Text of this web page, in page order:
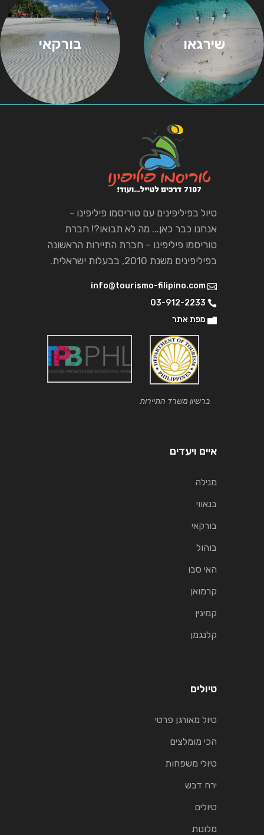
שירגאו בורקאי
טיול בפיליפינים עם טוריסמו פיליפינו -
אנחנו כבר כאן... מה לא תבואו?! חברת
טוריסמו פיליפינו – חברת התיירות הראשונה
בפיליפינים משנת 2010, בבעלות ישראלית.
info@tourismo-filipino.com
03-912-2233
מפת אתר
ברשיון משרד התיירות
איים ויעדים
מנילה
בנאווי
בורקאי
בוהול
האי סבו
קרמואן
קמיגין
קלנגמן
טיולים
טיול מאורגן פרטי
הכי מומלצים
טיולי משפחות
ירח דבש
טיולים
מלונות